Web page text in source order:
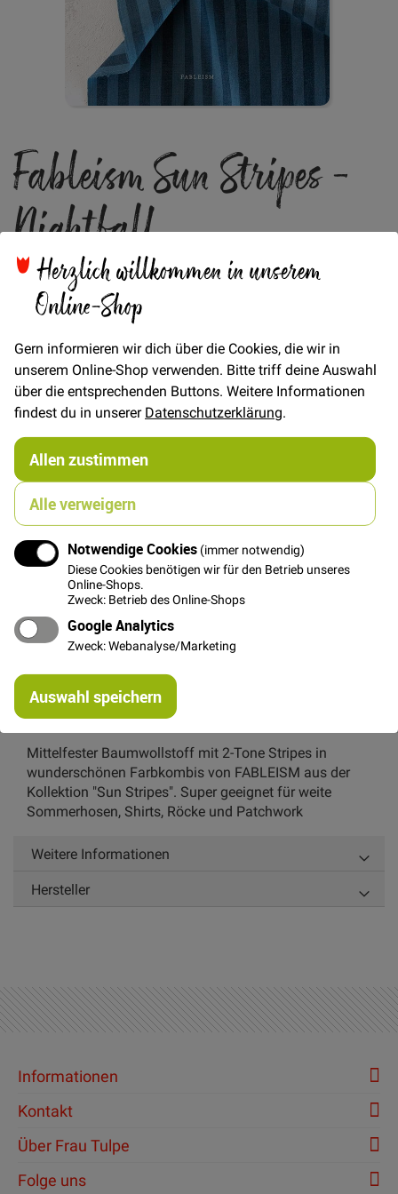
Herzlich willkommen in unserem
Online-Shop
Gern informieren wir dich über die Cookies, die wir in
unserem Online-Shop verwenden. Bitte triff deine Auswahl
über die entsprechenden Buttons. Weitere Informationen
findest du in unsererDatenschutzerklärung.
Allen zustimmen
Alle verweigern
Notwendige Cookies (immer notwendig)
Diese Cookies benötigen wir für den Betrieb unseres
Online-Shops.
Zweck: Betrieb des Online-Shops
Google Analytics
Zweck: Webanalyse/Marketing
Auswahl speichern
der
Bildgalerie
springen
Fableism Sun Stripes -
Nightfall
Fableism 2-Ton Stripes in wunderschönen Farbkombis
Verfügbarkeit
Auf Lager
Artikel
für
gruppiertes
Produkt
€/Meter(Freie Eingabe)
23,50 €
FAT QUARTER(ca. 50 x 55 cm)
6,00 €
In den Warenkorb
Mittelfester Baumwollstoff mit 2-Tone Stripes in
wunderschönen Farbkombis von FABLEISM aus der
Kollektion "Sun Stripes". Super geeignet für weite
Sommerhosen, Shirts, Röcke und Patchwork
Weitere Informationen
Hersteller
Informationen
Kontakt
Über Frau Tulpe
Folge uns